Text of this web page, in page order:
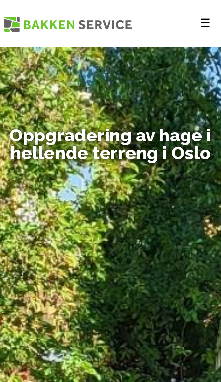
☰
Oppgradering av hage i
hellende terreng i Oslo